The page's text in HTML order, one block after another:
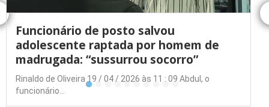
Funcionário de posto salvou
adolescente raptada por homem de
madrugada: “sussurrou socorro”
Rinaldo de Oliveira 19 / 04 / 2026 às 11 : 09 Abdul, o
funcionário…